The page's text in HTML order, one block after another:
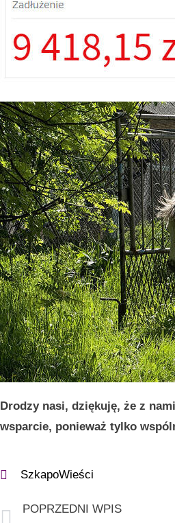
Drodzy nasi, dziękuję, że z
wsparcie, ponieważ tylko
SzkapoWieści
POPRZEDNI WPIS